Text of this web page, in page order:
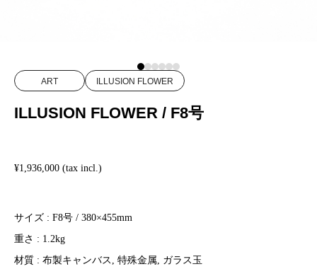
ART ILLUSION FLOWER
ILLUSION FLOWER / F8号
¥1,936,000 (tax incl.)
サイズ : F8号 / 380×455mm
重さ : 1.2kg
材質 : 布製キャンバス, 特殊金属, ガラス玉